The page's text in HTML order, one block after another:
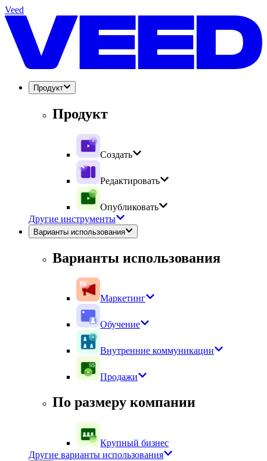
Veed
Продукт
Продукт
Создать
Редактировать
Опубликовать
Другие инструменты
Варианты использования
Варианты использования
Маркетинг
Обучение
Внутренние коммуникации
Продажи
По размеру компании
Крупный бизнес
Другие варианты использования